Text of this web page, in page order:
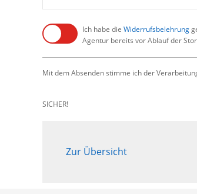
Ich habe die Widerrufsbelehrung
Agentur bereits vor Ablauf der
Mit dem Absenden stimme ich der
SICHER!
Zur Übersicht